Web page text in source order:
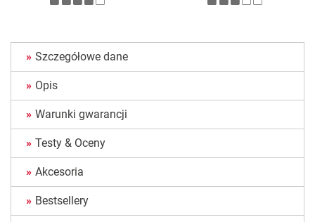
Szczegółowe dane
Opis
Warunki gwarancji
Testy & Oceny
Akcesoria
Bestsellery